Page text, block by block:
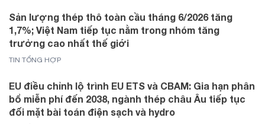
Sản lượng thép thô toàn cầu tháng 6/2026 tăng
1,7%; Việt Nam tiếp tục nằm trong nhóm tăng
trưởng cao nhất thế giới
TIN TỔNG HỢP
EU điều chỉnh lộ trình EU ETS và CBAM: Gia hạn phân
bổ miễn phí đến 2038, ngành thép châu Âu tiếp tục
đối mặt bài toán điện sạch và hydro